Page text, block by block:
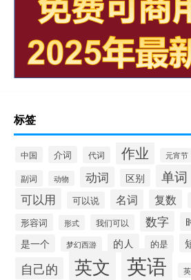
标签
中国 介词 代词 作业 元宵节
副词
动物 动词 区别 单词
可以用 可以说 名词 复数
形容词
形式 我们可以 数字
是一个 梦幻西游 的人 的是
自己的 英文 英语